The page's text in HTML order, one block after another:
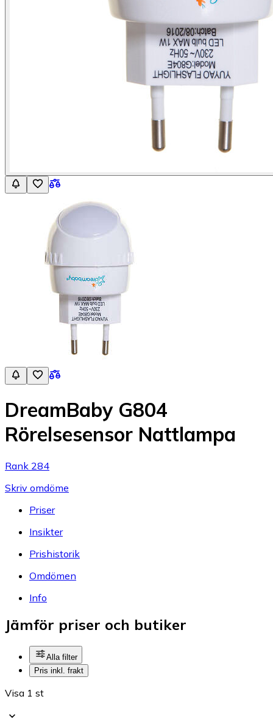
DreamBaby G804
Rörelsesensor Nattlampa
Rank 284
Skriv omdöme
Priser
Insikter
Prishistorik
Omdömen
Info
Jämför priser och butiker
Alla filter
Pris inkl. frakt
Visa 1 st